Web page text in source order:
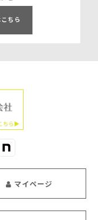
ちら
マイページ